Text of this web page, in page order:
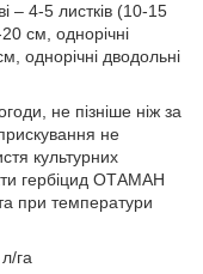
– 4-5 листків (10-15
см, однорічні
однорічні дводольні
не пізніше ніж за
не
культурних
гербіцид ОТАМАН
при температури
га